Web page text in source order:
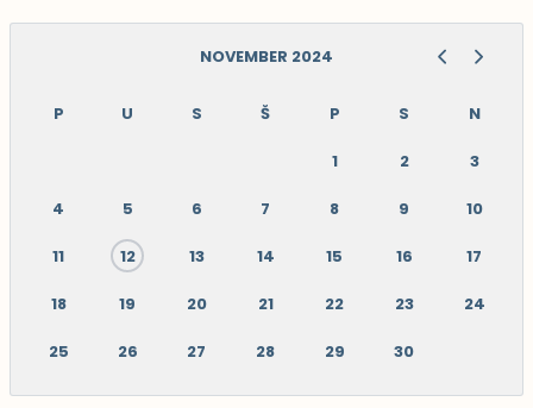
NOVEMBER 2024
P U S Š P S N
1 2 3
4 5 6 7 8 9 10
11 12 13 14 15 16 17
18 19 20 21 22 23 24
25 26 27 28 29 30